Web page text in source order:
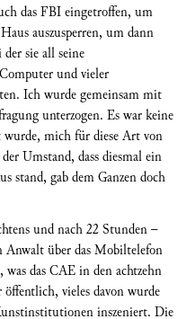
das FBI eingetroffen, um
auszusperren, um dann
sie all seine
und vieler
Ich wurde gemeinsam mit
unterzogen. Es war keine
wurde, mich für diese Art von
Umstand, dass diesmal ein
stand, gab dem Ganzen doch
und nach 22 Stunden –
Anwalt über das Mobiltelefon
das CAE in den achtzehn
vieles davon wurde
inszeniert. Die